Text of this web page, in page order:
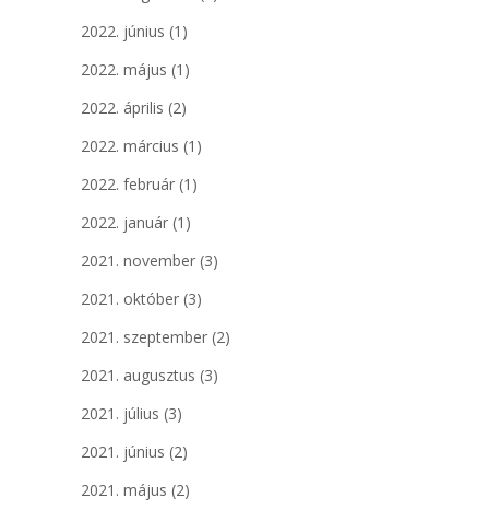
2022. június (1)
2022. május (1)
2022. április (2)
2022. március (1)
2022. február (1)
2022. január (1)
2021. november (3)
2021. október (3)
2021. szeptember (2)
2021. augusztus (3)
2021. július (3)
2021. június (2)
2021. május (2)